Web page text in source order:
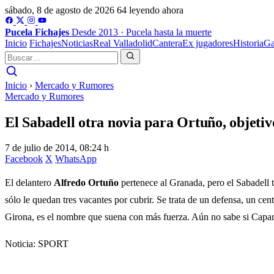
sábado, 8 de agosto de 2026 64 leyendo ahora
Pucela Fichajes Desde 2013 · Pucela hasta la muerte
Inicio FichajesNoticiasReal ValladolidCanteraEx jugadoresHistoria
Inicio › Mercado y Rumores
Mercado y Rumores
El Sabadell otra novia para Ortuño,
7 de julio de 2014, 08:24 h
Facebook X WhatsApp
El delantero Alfredo Ortuño pertenece al Granada, pero el
sólo le quedan tres vacantes por cubrir. Se trata de un defensa, un
Girona, es el nombre que suena con más fuerza. Aún no sabe si
Noticia: SPORT